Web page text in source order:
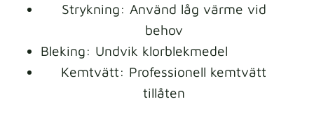
Strykning: Använd låg värme vid
behov
Bleking: Undvik klorblekmedel
Kemtvätt: Professionell kemtvätt
tillåten